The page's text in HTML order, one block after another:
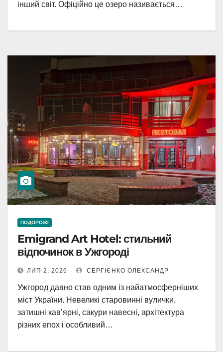
інший світ. Офіційно це озеро називається…
ПОДОРОЖІ
Emigrand Art Hotel: стильний
відпочинок в Ужгороді
ЛИП 2, 2026 СЕРГІЄНКО ОЛЕКСАНДР
Ужгород давно став одним із найатмосферніших
міст України. Невеликі старовинні вулички,
затишні кав’ярні, сакури навесні, архітектура
різних епох і особливий…